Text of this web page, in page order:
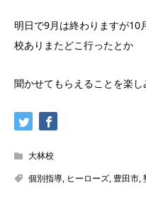
明日で9月は終わりますが10
校ありまたどこ行ったとか
聞かせてもらえることを楽し
大林校
個別指導, ヒーローズ, 豊田市,